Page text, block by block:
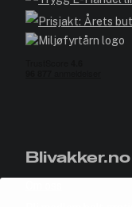
Blivakker.no